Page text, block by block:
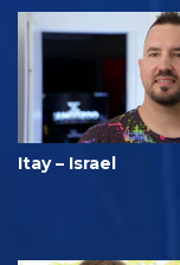
Itay – Israel